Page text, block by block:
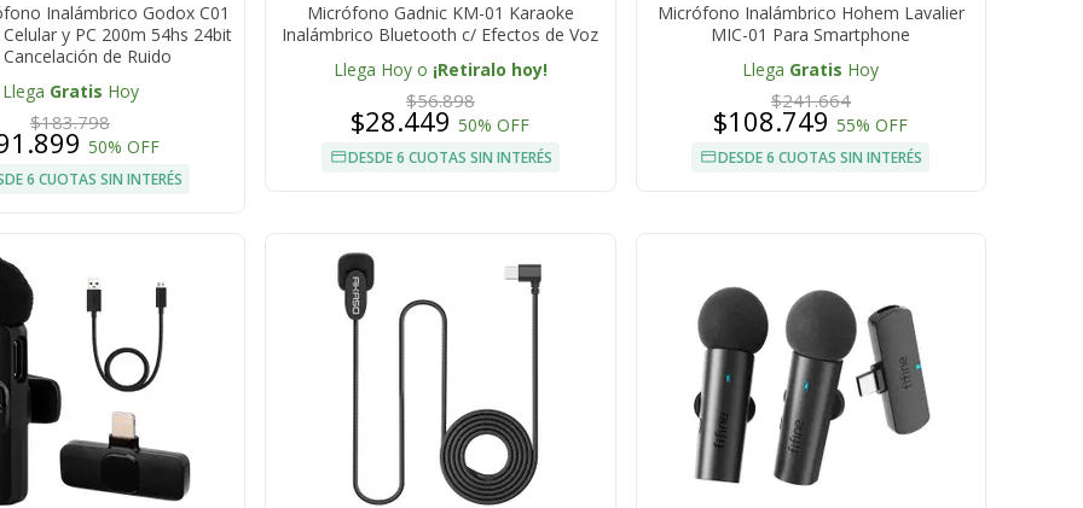
Inalámbrico Godox C01
y PC 200m 54hs 24bit
de Ruido
Llega Gratis Hoy
$183.798
50% OFF
6 CUOTAS SIN INTERÉS
Micrófono Gadnic KM-01 Karaoke
Inalámbrico Bluetooth c/ Efectos de Voz
Llega Hoy o ¡Retiralo hoy!
$56.898
$28.44950% OFF
DESDE 6 CUOTAS SIN INTERÉS
Micrófono Inalámbrico Hohem Lavalier
MIC-01 Para Smartphone
Llega Gratis Hoy
$241.664
$108.74955% OFF
DESDE 6 CUOTAS SIN INTERÉS